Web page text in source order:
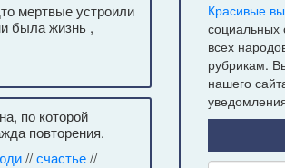
мертвые устроили
была жизнь ,
по которой
повторения.
//счастье//
Красивые
социальных
всех
рубрикам.
нашего